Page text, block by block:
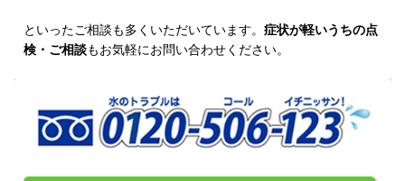
といったご相談も多くいただいています。 症状が軽いうちの点
検・ご相談もお気軽にお問い合わせください。